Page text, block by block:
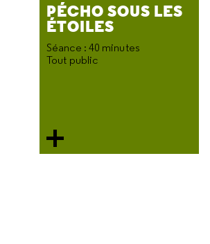
PÉCHO SOUS LES
ÉTOILES
Séance : 40 minutes
Tout public